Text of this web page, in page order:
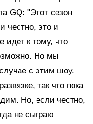
GQ: "Этот сезон
честно, это и
идет к тому, что
Но мы
с этим шоу.
так что пока
Но, если честно,
не сыграю